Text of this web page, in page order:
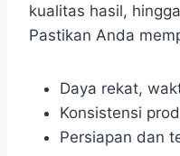
kualitas hasil,
Pastikan Anda
Daya rekat,
Konsistensi
Persiapan dan